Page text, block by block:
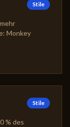
Stile
Monkey
Stile
% des